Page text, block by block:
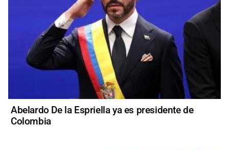
Abelardo De la Espriella ya es presidente de
Colombia